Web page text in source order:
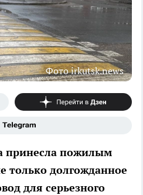
Фото irkutsk.news
принесла пожилым
только долгожданное
для серьезного